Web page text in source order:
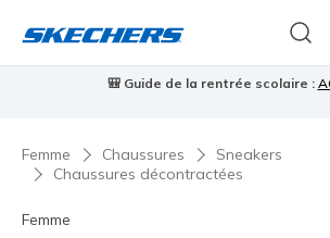
🎒 Guide de la rentrée scolaire :
Femme Chaussures
Sneakers
Chaussures décontractées
Femme